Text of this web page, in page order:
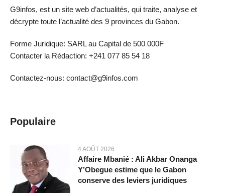
G9infos, est un site web d’actualités, qui traite, analyse et
décrypte toute l’actualité des 9 provinces du Gabon.
Forme Juridique: SARL au Capital de 500 000F
Contacter la Rédaction: +241 077 85 54 18
Contactez-nous: contact@g9infos.com
Populaire
4 AOÛT 2026
Affaire Mbanié : Ali Akbar Onanga
Y’Obegue estime que le Gabon
conserve des leviers juridiques